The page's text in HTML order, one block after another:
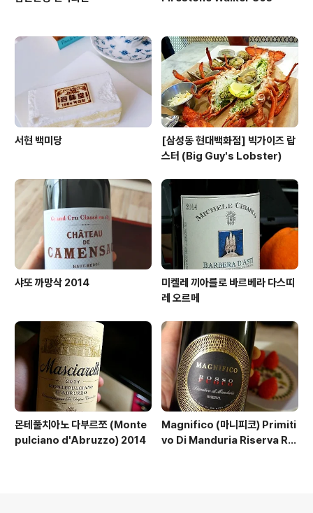
서현 백미당
[삼성동 현대백화점] 빅가이즈 랍
스터 (Big Guy's Lobster)
샤또 까망삭 2014
미켈레 끼아를로 바르베라 다스띠
레 오르메
몬테풀치아노 다부르쪼 (Monte
pulciano d'Abruzzo) 2014
Magnifico (마니피코) Primiti
vo Di Manduria Riserva Ro